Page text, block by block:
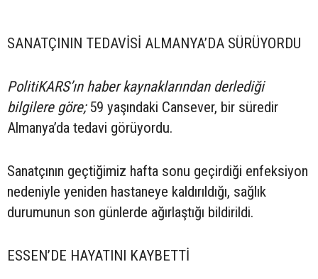
SANATÇININ TEDAVİSİ ALMANYA’DA SÜRÜYORDU
PolitiKARS’ın haber kaynaklarından derlediği
bilgilere göre;59 yaşındaki Cansever, bir süredir
Almanya’da tedavi görüyordu.
Sanatçının geçtiğimiz hafta sonu geçirdiği enfeksiyon
nedeniyle yeniden hastaneye kaldırıldığı, sağlık
durumunun son günlerde ağırlaştığı bildirildi.
ESSEN’DE HAYATINI KAYBETTİ